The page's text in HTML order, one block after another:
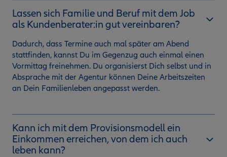
Lassen sich Familie und Beruf mit dem Job
als Kundenberater:in gut vereinbaren?
Dadurch, dass Termine auch mal später am Abend
stattfinden, kannst Du im Gegenzug auch einmal einen
Vormittag freinehmen. Du organisierst Dich selbst und in
Absprache mit der Agentur können Deine Arbeitszeiten
an Dein Familienleben angepasst werden.
Kann ich mit dem Provisionsmodell ein
Einkommen erreichen, von dem ich auch
leben kann?